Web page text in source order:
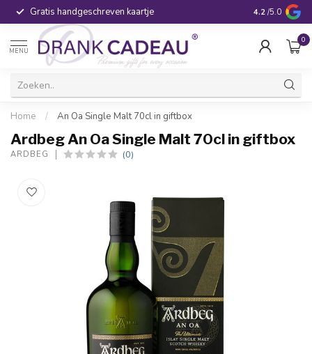
Gratis handgeschreven kaartje Voor 16:00
4.2 /5.0
MENU
0
Home / An Oa Single Malt 70cl in giftbox
Ardbeg An Oa Single Malt 70cl in giftbox
ARDBEG (0)